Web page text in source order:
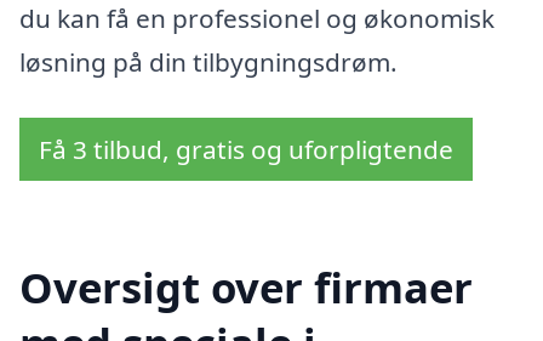
du kan få en professionel og økonomisk
løsning på din tilbygningsdrøm.
Få 3 tilbud, gratis og uforpligtende
Oversigt over firmaer